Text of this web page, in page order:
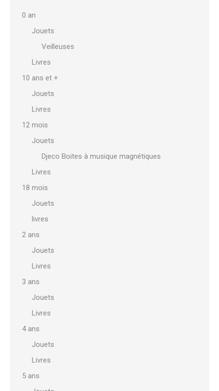
0 an
Jouets
Veilleuses
Livres
10 ans et +
Jouets
Livres
12 mois
Jouets
Djeco Boites à musique magnétiques
Livres
18 mois
Jouets
livres
2 ans
Jouets
Livres
3 ans
Jouets
Livres
4 ans
Jouets
Livres
5 ans